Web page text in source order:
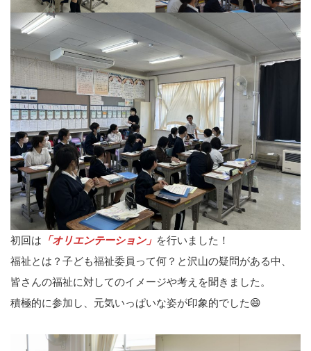
初回は 「オリエンテーション」 を行いました！
福祉とは？子ども福祉委員って何？と沢山の疑問がある中、
皆さんの福祉に対してのイメージや考えを聞きました。
積極的に参加し、元気いっぱいな姿が印象的でした😄